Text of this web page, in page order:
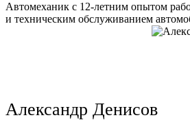
Автомеханик с 12-летним опытом
и техническим обслуживанием
Александр Денисов